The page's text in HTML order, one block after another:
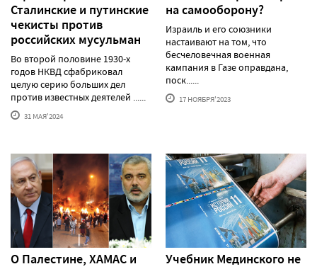
Сталинские и путинские
чекисты против
российских мусульман
Во второй половине 1930-х
годов НКВД сфабриковал
целую серию больших дел
против известных деятелей ......
31 МАЯ'2024
на самооборону?
Израиль и его союзники
настаивают на том, что
бесчеловечная военная
кампания в Газе оправдана,
поск......
17 НОЯБРЯ'2023
О Палестине, ХАМАС и
Учебник Мединского не